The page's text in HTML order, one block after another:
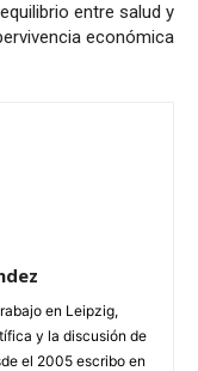
entre salud y
económica
en Leipzig,
y la discusión de
el 2005 escribo en